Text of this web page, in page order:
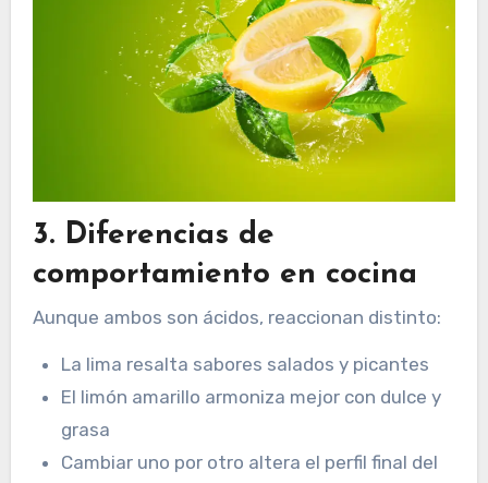
3. Diferencias de
comportamiento en cocina
Aunque ambos son ácidos, reaccionan distinto:
La lima resalta sabores salados y picantes
El limón amarillo armoniza mejor con dulce y
grasa
Cambiar uno por otro altera el perfil final del